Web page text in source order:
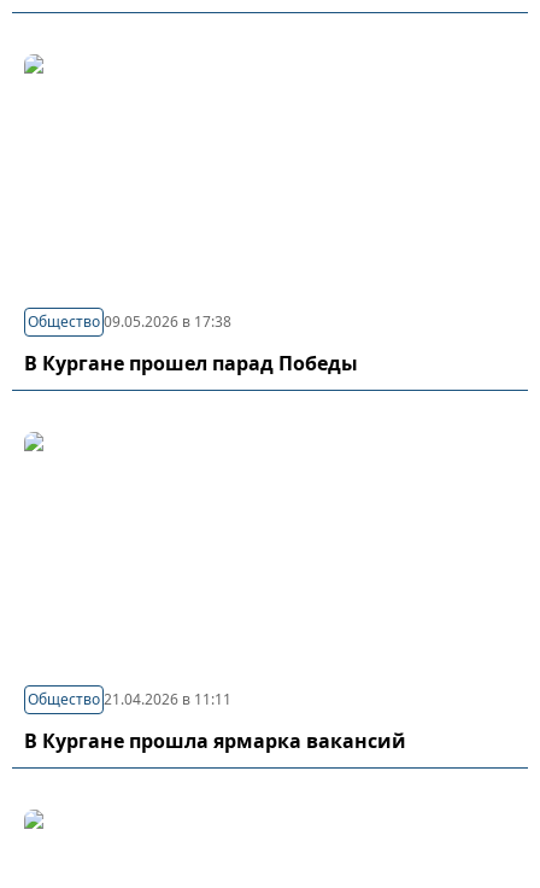
Общество09.05.2026 в 17:38
В Кургане прошел парад Победы
Общество21.04.2026 в 11:11
В Кургане прошла ярмарка вакансий